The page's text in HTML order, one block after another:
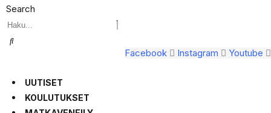
Search
Facebook Instagram Youtube
UUTISET
KOULUTUKSET